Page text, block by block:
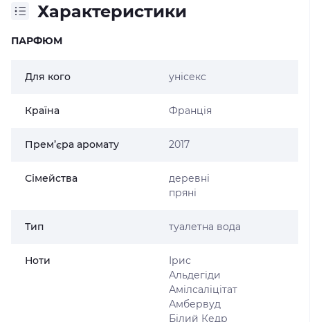
Характеристики
ПАРФЮМ
Для кого унісекс
Країна Франція
Прем’єра аромату 2017
Сімейства
деревні
пряні
Тип туалетна вода
Ноти
Ірис
Альдегіди
Амілсаліцітат
Амбервуд
Білий Кедр